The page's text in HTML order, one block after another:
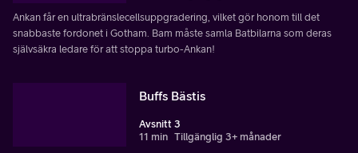
Ankan får en ultrabränslecellsuppgradering, vilket gör honom till det
snabbaste fordonet i Gotham. Bam måste samla Batbilarna som deras
självsäkra ledare för att stoppa turbo-Ankan!
Buffs Bästis
Avsnitt 3
11 min Tillgänglig 3+ månader